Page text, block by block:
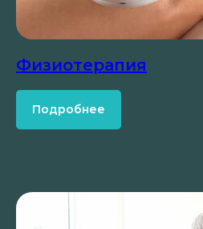
Физиотерапия
Подробнее